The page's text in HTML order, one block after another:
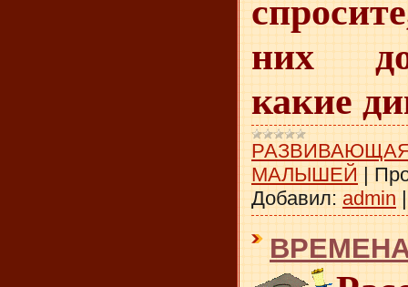
них
какие
МАЛЫШЕЙ |
Добавил: admin